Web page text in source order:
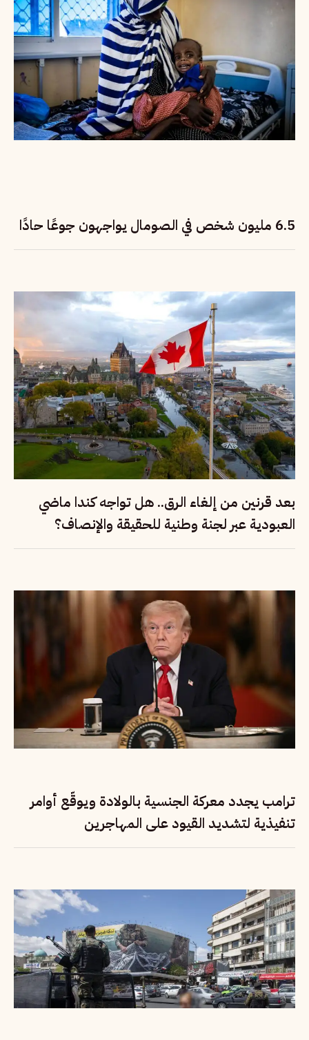
6.5 مليون شخص في الصومال يواجهون جوعًا حادًا
بعد قرنين من إلغاء الرق.. هل تواجه كندا ماضي
العبودية عبر لجنة وطنية للحقيقة والإنصاف؟
ترامب يجدد معركة الجنسية بالولادة ويوقّع أوامر
تنفيذية لتشديد القيود على المهاجرين